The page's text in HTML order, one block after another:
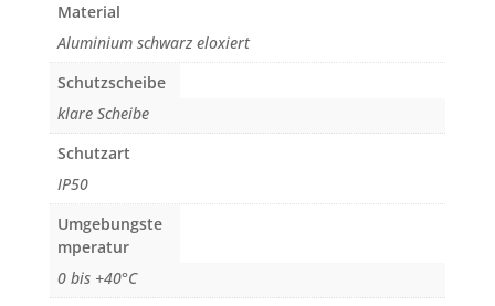
Material
Aluminium schwarz eloxiert
Schutzscheibe
klare Scheibe
Schutzart
IP50
Umgebungste
mperatur
0 bis +40°C